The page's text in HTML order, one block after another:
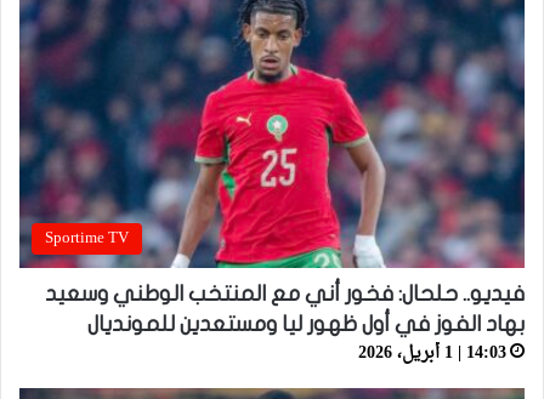
Sportime TV
فيديو.. حلحال: فخور أني مع المنتخب الوطني وسعيد
بهاد الفوز في أول ظهور ليا ومستعدين للمونديال
14:03 | 1 أبريل، 2026